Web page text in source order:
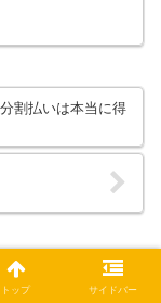
割払いは本当に得
トップ サイドバー